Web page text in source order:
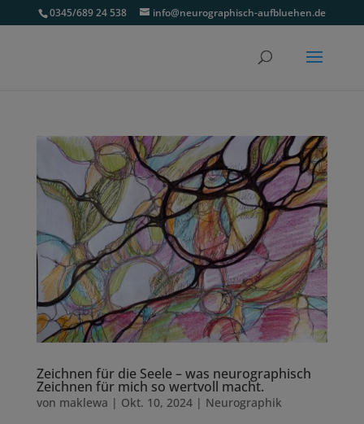
0345/689 24 538 info@neurographisch-aufbluehen.de
Zeichnen für die Seele – was neurographisch
Zeichnen für mich so wertvoll macht.
von maklewa | Okt. 10, 2024| Neurographik